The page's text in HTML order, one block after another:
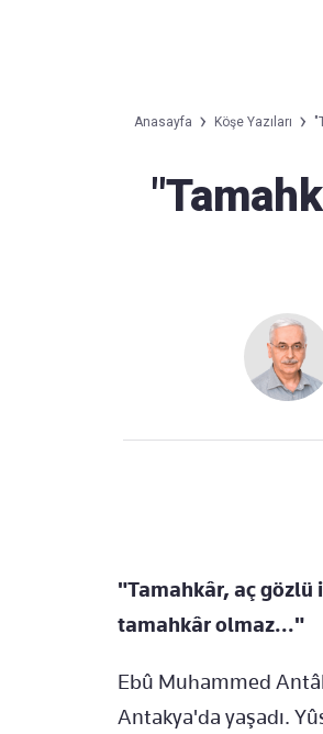
Anasayfa Köşe Yazıları
"Tamahkâr, aç gözlü
tamahkâr olmaz..."
Ebû Muhammed
Antakya'da yaşadı.